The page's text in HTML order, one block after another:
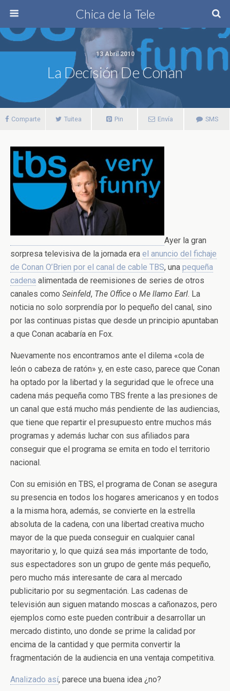
Chica de la Tele
13 Abril 2010
La Decisión De Conan
Comparte Tuitea Pin Envía SMS
Ayer la gran
sorpresa televisiva de la jornada era el anuncio del fichaje
de Conan O’Brien por el canal de cable TBS, una pequeña
cadena alimentada de reemisiones de series de otros
canales como Seinfeld, The Office o Me llamo Earl. La
noticia no solo sorprendía por lo pequeño del canal, sino
por las continuas pistas que desde un principio apuntaban
a que Conan acabaría en Fox.
Nuevamente nos encontramos ante el dilema «cola de
león o cabeza de ratón» y, en este caso, parece que Conan
ha optado por la libertad y la seguridad que le ofrece una
cadena más pequeña como TBS frente a las presiones de
un canal que está mucho más pendiente de las audiencias,
que tiene que repartir el presupuesto entre muchos más
programas y además luchar con sus afiliados para
conseguir que el programa se emita en todo el territorio
nacional.
Con su emisión en TBS, el programa de Conan se asegura
su presencia en todos los hogares americanos y en todos
a la misma hora, además, se convierte en la estrella
absoluta de la cadena, con una libertad creativa mucho
mayor de la que pueda conseguir en cualquier canal
mayoritario y, lo que quizá sea más importante de todo,
sus espectadores son un grupo de gente más pequeño,
pero mucho más interesante de cara al mercado
publicitario por su segmentación. Las cadenas de
televisión aun siguen matando moscas a cañonazos, pero
ejemplos como este pueden contribuir a desarrollar un
mercado distinto, uno donde se prime la calidad por
encima de la cantidad y que permita convertir la
fragmentación de la audiencia en una ventaja competitiva.
Analizado así, parece una buena idea ¿no?